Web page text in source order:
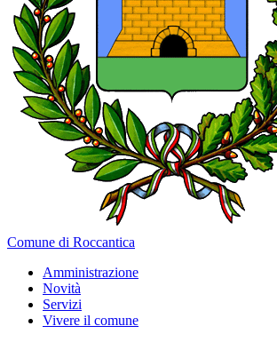
Comune di Roccantica
Amministrazione
Novità
Servizi
Vivere il comune